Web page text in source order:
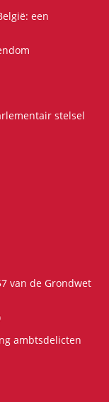
een
stelsel
van de Grondwet
ambtsdelicten